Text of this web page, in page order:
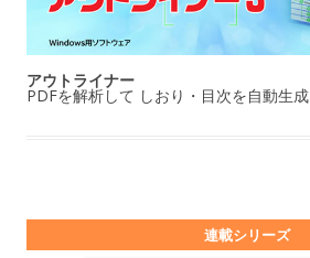
アウトライナー
PDFを解析して しおり・目次を自動生成
連載シリーズ